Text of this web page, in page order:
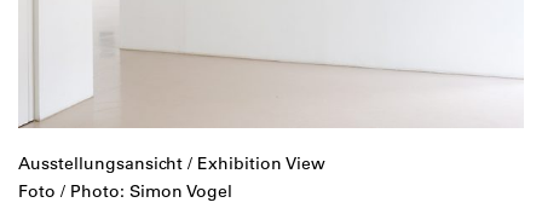
Ausstellungsansicht / Exhibition View
Foto / Photo: Simon Vogel